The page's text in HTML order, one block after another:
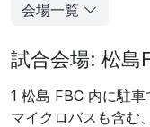
会場一覧
試合会場: 松
1 松島 FBC 内に駐
マイクロバスも含む